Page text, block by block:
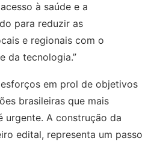
à saúde e a
para reduzir as
e regionais com o
da tecnologia.”
em prol de objetivos
brasileiras que mais
urgente. A construção da
edital, representa um passo